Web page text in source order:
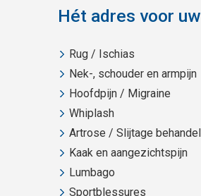
Hét adres voor
Rug / Ischias
Nek-, schouder en armpijn
Hoofdpijn / Migraine
Whiplash
Artrose / Slijtage
Kaak en aangezichtspijn
Lumbago
Sportblessures